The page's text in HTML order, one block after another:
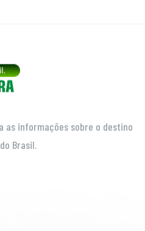
as informações sobre o destino
Brasil.